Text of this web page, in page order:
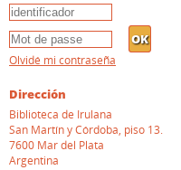
Olvidé mi contraseña
Dirección
Biblioteca de Irulana
San Martín y Córdoba, piso 13.
7600 Mar del Plata
Argentina